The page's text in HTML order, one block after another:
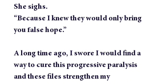
She sighs.
“Because I knew they would only bring
you false hope.”
A long time ago, I swore I would find a
way to cure this progressive paralysis
and these files strengthen my